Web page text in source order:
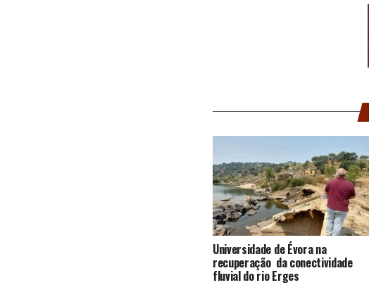
Universidade de Évora na
recuperação da conectividade
fluvial do rio Erges